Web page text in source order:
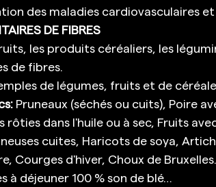
des maladies cardiovasculaires
DE FIBRES
les produits céréaliers, les
de fibres.
de légumes, fruits et de
Pruneaux (séchés ou cuits), Poire
rôties dans l'huile ou à sec, Fruits
cuites, Haricots de soya,
Courges d'hiver, Choux de
à déjeuner 100 % son de blé…